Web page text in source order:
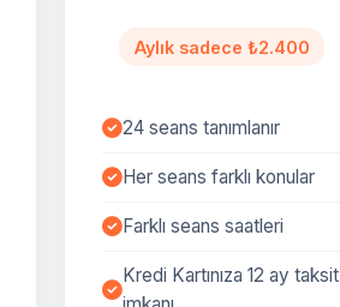
Aylık sadece ₺2.400
24 seans tanımlanır
Her seans farklı konular
Farklı seans saatleri
Kredi Kartınıza 12 ay taksit